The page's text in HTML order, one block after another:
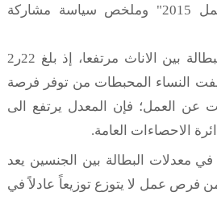
انسحاب النساء من العمل 2015" وملخص سياسة مشاركة
وبين أنه ما زال معدل البطالة بين الاناث مرتفعا، إذ بلغ 22ر2
2013 واذا اضيفت النساء المحبطات من توفر فرصة
عن العمل؛ فإن المعدل يرتفع الى
معدلات البطالة بين الجنسين يعد
فرص عمل لا يتوزع توزيعاً عادلاً في